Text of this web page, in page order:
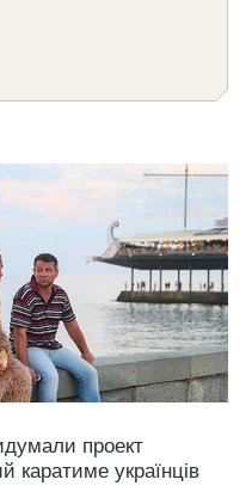
проект
каратиме українців